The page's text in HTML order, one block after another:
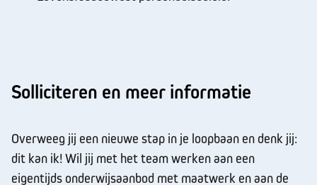
Solliciteren en meer informatie
Overweeg jij een nieuwe stap in je loopbaan en denk jij:
dit kan ik! Wil jij met het team werken aan een
eigentijds onderwijsaanbod met maatwerk en aan de